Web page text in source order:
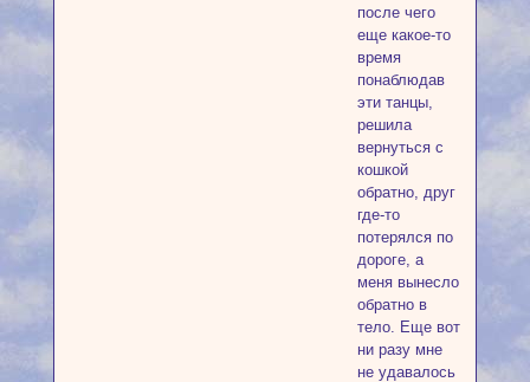
после чего
еще какое-то
время
понаблюдав
эти танцы,
решила
вернуться с
кошкой
обратно, друг
где-то
потерялся по
дороге, а
меня вынесло
обратно в
тело. Еще вот
ни разу мне
не удавалось